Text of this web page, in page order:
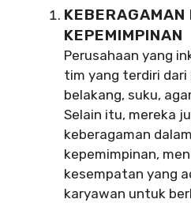
KEPEMIMPINAN
Perusahaan yang
tim yang terdiri
belakang, suku,
Selain itu, mereka
keberagaman
kepemimpinan,
kesempatan yang
karyawan untuk